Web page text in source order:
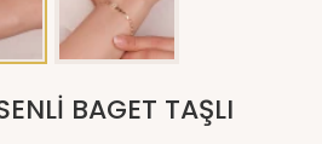
BAGET TAŞLI